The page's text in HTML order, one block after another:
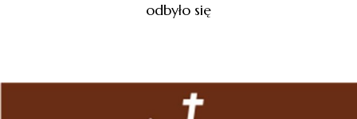
odbyło się